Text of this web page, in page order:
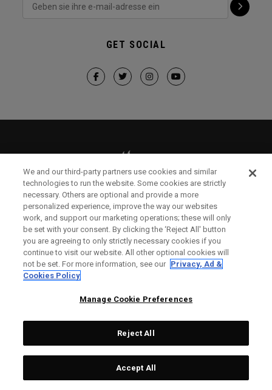
GET SOCIAL
Callaway Golf Europe Ltd
Unit 27 Barwell Business Park
Leatherhead Road Chessington
Eingetragen in England und Wales Nummer: 2756321
Eingetragenen Firmensitzes: 1 Blossom Yard, Fourth
Floor, London, E1 6RS
We and our third-party partners use cookies and similar
technologies to run the website. Some cookies are strictly
necessary. Others are optional and provide a more
personalized experience, improve the way our websites
work, and support our marketing operations; these will only
be set with your consent. By clicking the ‘Reject All' button
you are agreeing to only strictly necessary cookies if you
continue to visit our website. All other optional cookies will
not be set. For more information, see our Privacy, Ad &
Cookies Policy
Manage Cookie Preferences
Reject All
Accept All